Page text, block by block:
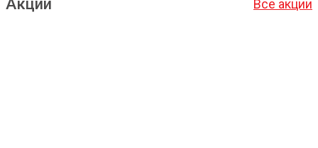
Акции Все акции